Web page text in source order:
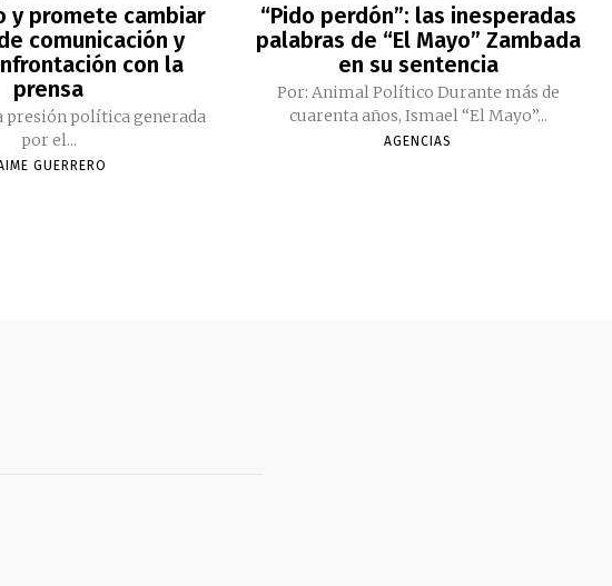
y promete cambiar
comunicación y
con la
prensa
presión política generada
por el...
GUERRERO
“Pido perdón”: las inesperadas
palabras de “El Mayo” Zambada
en su sentencia
Por: Animal Político Durante más de
cuarenta años, Ismael “El Mayo”...
AGENCIAS